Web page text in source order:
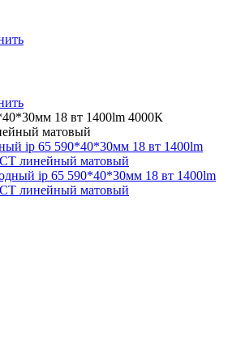
18 вт 1400lm 4000К
матовый
ip 65 590*40*30мм 18 вт 1400lm
линейный матовый